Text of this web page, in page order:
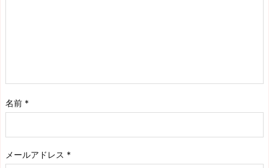
名前 *
メールアドレス *